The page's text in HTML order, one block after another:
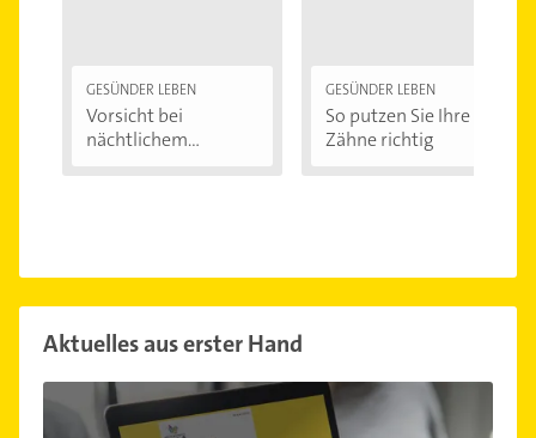
GESÜNDER LEBEN
Vorsicht bei
nächtlichem
GESÜNDER LEBEN
So putzen Sie Ihre
Zähne richtig
Aktuelles aus erster Hand